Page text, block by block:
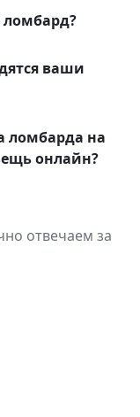
ваши
ломбарда на
онлайн?
отвечаем за